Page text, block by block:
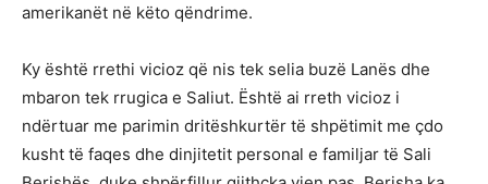
amerikanët në këto qëndrime.
Ky është rrethi vicioz që nis tek selia buzë Lanës dhe
mbaron tek rrugica e Saliut. Është ai rreth vicioz i
ndërtuar me parimin dritëshkurtër të shpëtimit me çdo
kusht të faqes dhe dinjitetit personal e familjar të Sali